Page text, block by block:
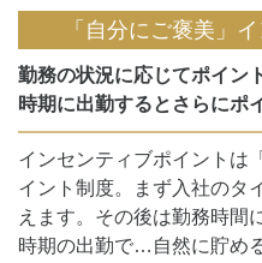
「自分にご褒美」
勤務の状況に応じてポイン
時期に出勤するとさらにポ
インセンティブポイントは
イント制度。まず入社のタ
えます。その後は勤務時間
時期の出勤で…自然に貯め